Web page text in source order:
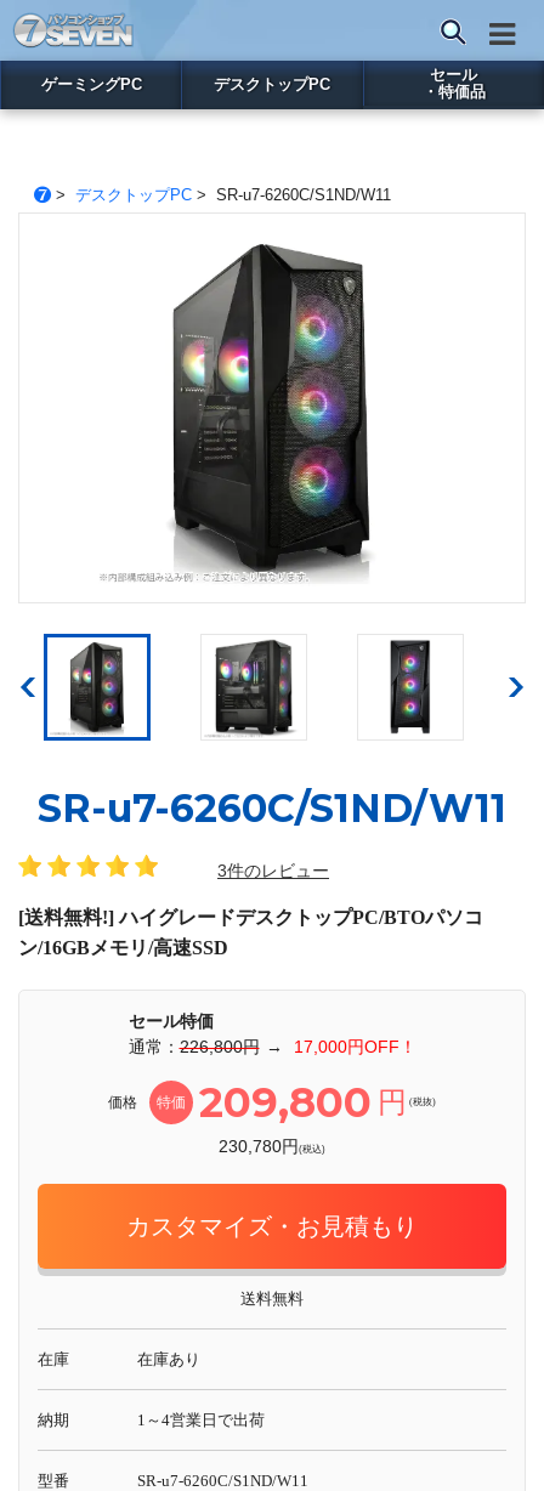
ゲーミングPC デスクトップPC
セール
・特価品
> デスクトップPC> SR-u7-6260C/S1ND/W11
SR-u7-6260C/S1ND/W11
3件のレビュー
[送料無料!] ハイグレードデスクトップPC/BTOパソコ
ン/16GBメモリ/高速SSD
セール特価
通常：226,800円 → 17,000円OFF！
価格 特価 209,800 円 (税抜)
230,780円(税込)
カスタマイズ・お見積もり
送料無料
在庫 在庫あり
納期 1～4営業日で出荷
型番 SR-u7-6260C/S1ND/W11